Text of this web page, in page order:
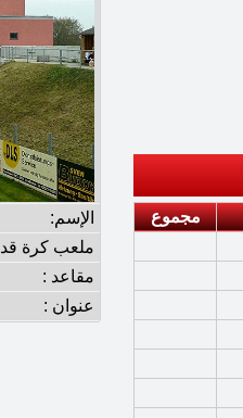
مجموع
الإسم:
ملعب كرة
مقاعد :
عنوان :